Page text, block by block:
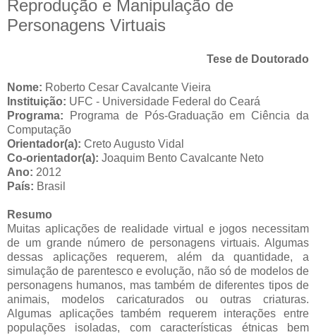
Reprodução e Manipulação de
Personagens Virtuais
Tese de Doutorado
Nome: Roberto Cesar Cavalcante Vieira
Instituição: UFC - Universidade Federal do Ceará
Programa:
Programa de Pós-Graduação em Ciência da
Computação
Orientador(a): Creto Augusto Vidal
Co-orientador(a): Joaquim Bento Cavalcante Neto
Ano: 2012
País: Brasil
Resumo
Muitas aplicações de realidade virtual e jogos necessitam
de um grande número de personagens virtuais. Algumas
dessas aplicações requerem, além da quantidade, a
simulação de parentesco e evolução, não só de modelos de
personagens humanos, mas também de diferentes tipos de
animais, modelos caricaturados ou outras criaturas.
Algumas aplicações também requerem interações entre
populações isoladas, com características étnicas bem